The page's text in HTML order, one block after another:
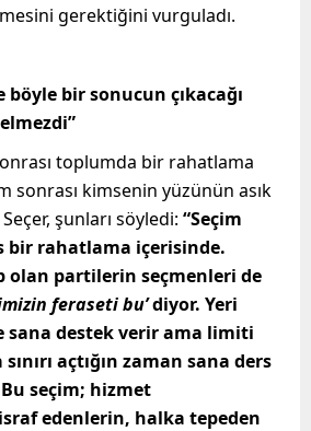
gerektiğini vurguladı.
bir sonucun çıkacağı
toplumda bir rahatlama
sonrası kimsenin yüzünün asık
şunları söyledi: “Seçim
bir rahatlama içerisinde.
olan partilerin seçmenleri de
feraseti bu’diyor. Yeri
sana destek verir ama limiti
açtığın zaman sana ders
seçim; hizmet
edenlerin, halka tepeden